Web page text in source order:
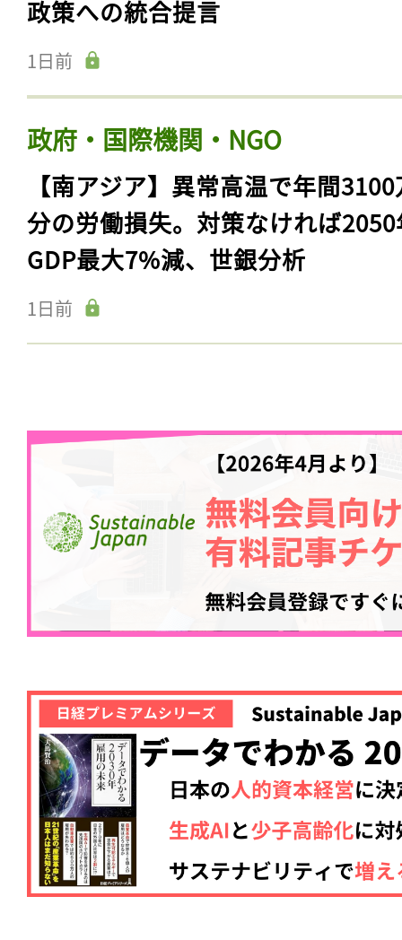
政策への統合提言
1日前
政府・国際機関・NGO
【南アジア】異常高温で年間
分の労働損失。対策なければ
GDP最大7%減、世銀分析
1日前